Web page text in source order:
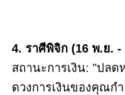
4. ราศีพิจิก (16 พ.ย. -
สถานะการเงิน: "ปลด
ดวงการเงินของคุณก